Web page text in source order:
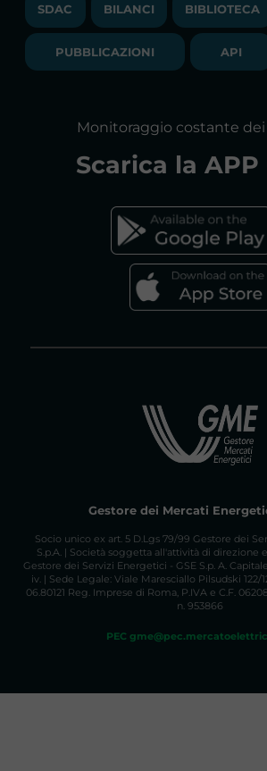
BILANCI DI ESERCIZIO
SOCIETA' TRASPARENTE
BIBLIOTECA
GLOSSARIO
DICHIARAZIONE DI
FAQs MERCATO
SDAC BILANCI BIBLIOTECA
PUBBLICAZIONI API
Monitoraggio costante
Scarica la APP
Gestore dei Mercati
Socio unico ex art. 5 D.Lgs 79/99 Gestore dei
S.p.A. | Società soggetta all'attività di direzione
Gestore dei Servizi Energetici - GSE S.p. A.
iv. | Sede Legale: Viale Maresciallo Pilsudski 122/
06.80121 Reg. Imprese di Roma, P.IVA e C.F.
n. 953866
PEC